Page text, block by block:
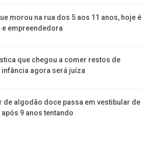
morou na rua dos 5 aos 11 anos, hoje é
empreendedora
que chegou a comer restos de
infância agora será juíza
de algodão doce passa em vestibular de
9 anos tentando